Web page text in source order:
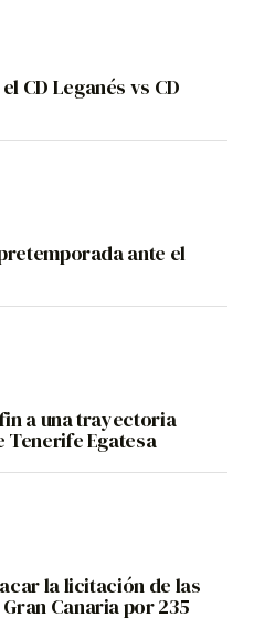
CD Leganés vs CD
ante el
a una trayectoria
Tenerife Egatesa
la licitación de las
Canaria por 235